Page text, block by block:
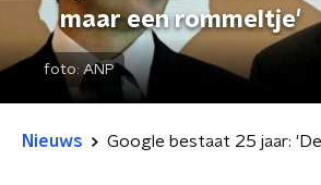
maar een rommeltje'
foto: ANP
Nieuws